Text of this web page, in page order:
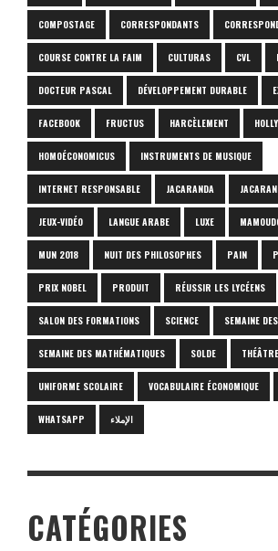
COMPOSTAGE CORRESPONDANTS
COURSE CONTRE LA FAIM CULTURAS CVL
DOCTEUR PASCAL DÉVELOPPEMENT DURABLE
FACEBOOK FRUCTUS HARCÈLEMENT
HOMOÉCONOMICUS INSTRUMENTS DE MUSIQUE
INTERNET RESPONSABLE JACARANDA
JEUX-VIDÉO LANGUE ARABE LUXE
MUN 2018 NUIT DES PHILOSOPHES PAIN
PRIX NOBEL PRODUIT RÉUSSIR LES LYCÉENS
SALON DES FORMATIONS SCIENCE SEMAINE
SEMAINE DES MATHÉMATIQUES SOLDE THÉÂTRE
UNIFORME SCOLAIRE VOCABULAIRE ÉCONOMIQUE
WHATSAPP الإملاء
CATÉGORIES